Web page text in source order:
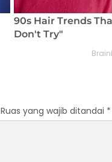
Ruas yang wajib ditandai *